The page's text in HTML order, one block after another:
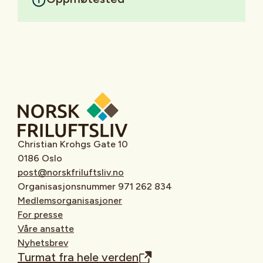
Christian Krohgs Gate 10
0186 Oslo
post@norskfriluftsliv.no
Organisasjonsnummer 971 262 834
Medlemsorganisasjoner
For presse
Våre ansatte
Nyhetsbrev
Turmat fra hele verden